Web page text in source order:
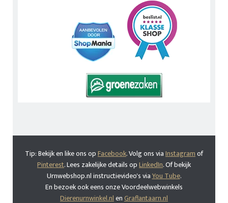
Tip: Bekijk en like ons opFacebook. Volg ons viaInstagramof
Pinterest. Lees zakelijke details opLinkedIn. Of bekijk
Urnwebshop.nl instructievideo's viaYou Tube.
En bezoek ook eens onze Voordeelwebwinkels
Dierenurnwinkel.nlenGraflantaarn.nl